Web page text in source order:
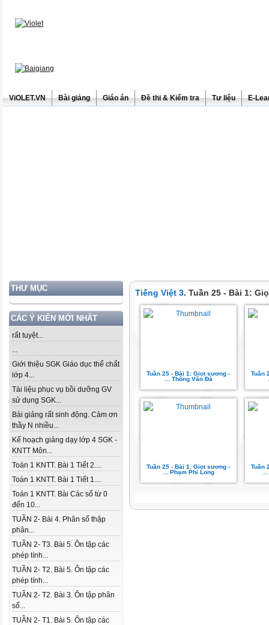
ViOLET.VN Bài giảng Giáo án Đề thi & Kiểm tra Tư liệu E-
THƯ MỤC
CÁC Ý KIẾN MỚI NHẤT
rất tuyệt...
...
Giới thiệu SGK Giáo dục thể chất
lớp 4...
Tài liệu phục vụ bồi dưỡng GV
sử dụng SGK...
Bài giảng rất sinh động. Cảm ơn
thầy N nhiều...
Kế hoạch giảng dạy lớp 4 SGK -
KNTT Môn...
Toán 1 KNTT. Bài 1 Tiết 2....
Toán 1 KNTT. Bài 1 Tiết 1....
Toán 1 KNTT. Bài Các số từ 0
đến 10...
TUẦN 2- Bài 4. Phân số thập
phân...
TUẦN 2- T3. Bài 5. Ôn tập các
phép tính...
TUẦN 2- T2. Bài 5. Ôn tập các
phép tính...
TUẦN 2- T2. Bài 3. Ôn tập phân
số...
TUẦN 2- T1. Bài 5. Ôn tập các
Tiếng Việt 3. Tuần 25 - Bài 1:
Tuần 25 - Bài 1: Giọt sương -
... Thông Văn Đá
Tuần
Tuần 25 - Bài 1: Giọt sương -
... Phạm Phi Long
Tuần